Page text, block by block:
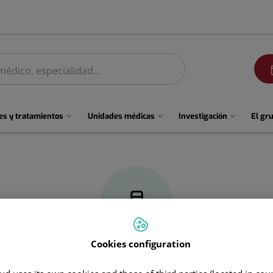
y tratamientos Unidades médicas Investigación El
Anthony AlexanderGurjian Arena
Cookies configuration